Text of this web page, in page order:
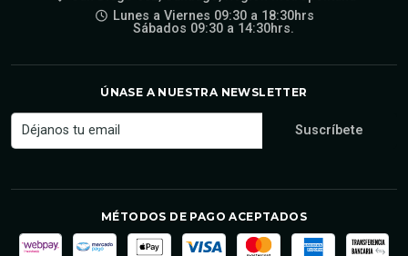
Lunes a Viernes 09:30 a 18:30hrs
Sábados 09:30 a 14:30hrs.
ÚNASE A NUESTRA NEWSLETTER
MÉTODOS DE PAGO ACEPTADOS